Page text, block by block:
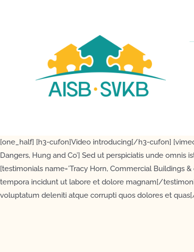
[one_half] [h3-cufon]Video introducing[/h3-cufon]
Dangers, Hung and Co’] Sed ut perspiciatis unde
[testimonials name=’Tracy Horn, Commercial Buildings
tempora incidunt ut labore et dolore magnam[/
voluptatum deleniti atque corrupti quos dolores et